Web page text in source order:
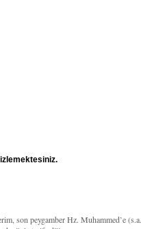
son peygamber Hz. Muhammed’e